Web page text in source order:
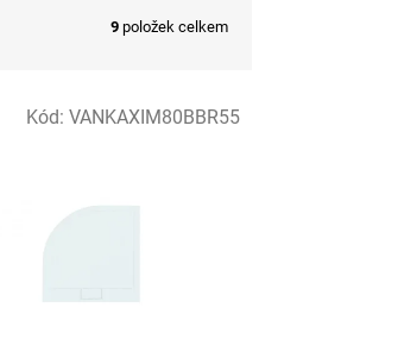
9 položek celkem
Kód: VANKAXIM80BBR55